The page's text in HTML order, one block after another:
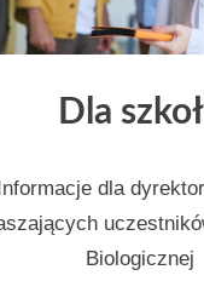
Dla
Informacje dla
Biologicznej